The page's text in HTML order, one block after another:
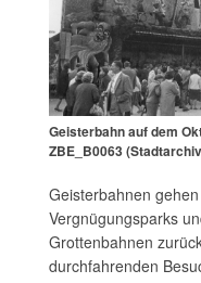
Geisterbahn auf dem
ZBE_B0063
Geisterbahnen
Vergnügungsparks
Grottenbahnen
durchfahrenden